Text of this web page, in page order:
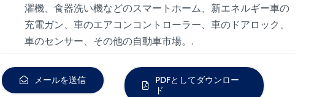
濯機、食器洗い機などのスマートホーム、新エネルギー車の
充電ガン、車のエアコンコントローラー、車のドアロック、
車のセンサー、その他の自動車市場。.
メールを送信
PDFとしてダウンロー
ド